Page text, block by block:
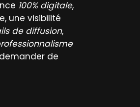
100% digitale,
une visibilité
de diffusion,
de